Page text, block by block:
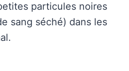
particules noires
sang séché) dans les